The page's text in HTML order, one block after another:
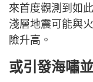
來首度觀測到如
淺層地震可能與
險升高。
或引發海嘯